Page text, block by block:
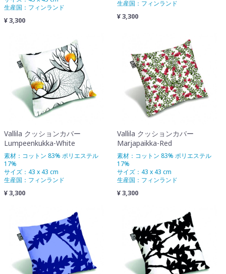
生産国：フィンランド
¥ 3,300
生産国：フィンランド
¥ 3,300
Vallila クッションカバー
Lumpeenkukka-White
素材：コットン 83% ポリエステル
17%
サイズ：43 x 43 cm
生産国：フィンランド
¥ 3,300
Vallila クッションカバー
Marjapaikka-Red
素材：コットン 83% ポリエステル
17%
サイズ：43 x 43 cm
生産国：フィンランド
¥ 3,300